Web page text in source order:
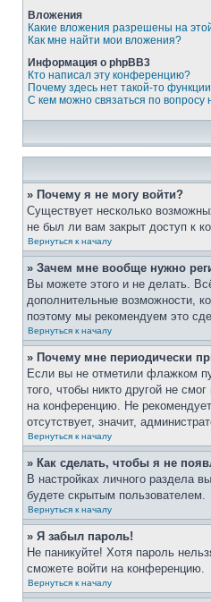
Вложения
Какие вложения разрешены на
Как мне найти мои вложения?
Информация о phpBB3
Кто написал эту конференцию?
Почему здесь нет такой-то
С кем можно связаться по вопросу
» Почему я не могу войти?
Существует несколько
не был ли вам закрыт доступ к
Вернуться к началу
» Зачем мне вообще нужно
Вы можете этого и не делать.
дополнительные возможности,
поэтому мы рекомендуем это
Вернуться к началу
» Почему мне периодически
Если вы не отметили флажком
того, чтобы никто другой не
на конференцию. Не
отсутствует, значит,
Вернуться к началу
» Как сделать, чтобы я не
В настройках личного раздела
будете скрытым пользователем.
Вернуться к началу
» Я забыл пароль!
Не паникуйте! Хотя пароль
сможете войти на конференцию.
Вернуться к началу